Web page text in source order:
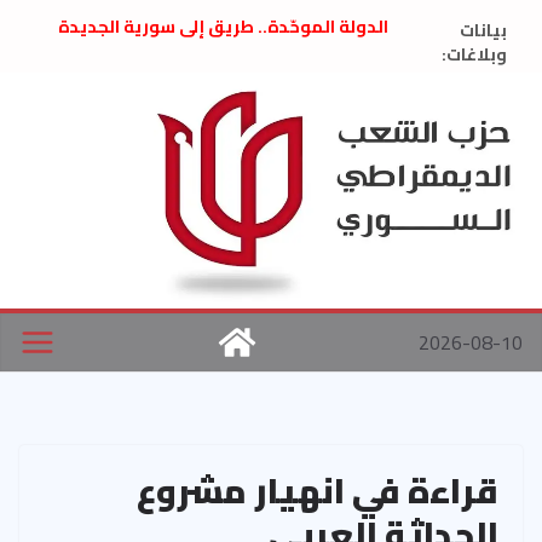
بيانات
وبلاغات:
الدولة الموحّدة.. طريق إلى سورية الجديدة
العام السابق لحزب الاتحاد الاشتراكي العربي
الديمقراطي
بلاغ صادر عن اجتماع اللجنة المركزية نيسان
2026
الحرب الأمريكية الإسرائيلية على نظام الملالي
في إيران .. بيان من حزب الشعب الديمقراطي
السوري
2026-08-10
قراءة في انهيار مشروع